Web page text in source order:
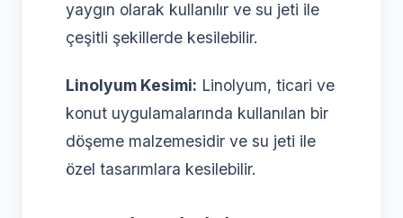
yaygın olarak kullanılır ve su jeti ile
çeşitli şekillerde kesilebilir.
Linolyum Kesimi: Linolyum, ticari ve
konut uygulamalarında kullanılan bir
döşeme malzemesidir ve su jeti ile
özel tasarımlara kesilebilir.